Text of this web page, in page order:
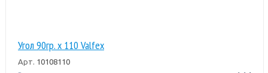
Угол 90гр. х 110 Valfex
Арт. 10108110